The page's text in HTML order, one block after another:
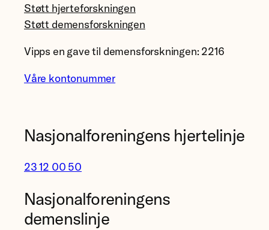
Støtt hjerteforskningen
Støtt demensforskningen
Vipps en gave til demensforskningen: 2216
Våre kontonummer
Nasjonalforeningens hjertelinje
23 12 00 50
Nasjonalforeningens
demenslinje